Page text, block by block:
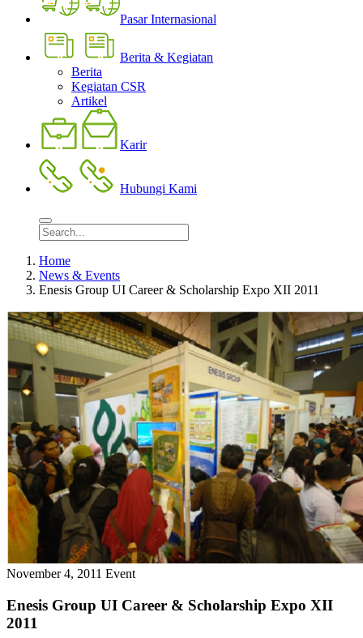
Pasar Internasional
Berita & Kegiatan
Berita
Kegiatan CSR
Artikel
Karir
Hubungi Kami
Home
News & Events
Enesis Group UI Career & Scholarship Expo XII 2011
November 4, 2011 Event
Enesis Group UI Career & Scholarship Expo XII
2011